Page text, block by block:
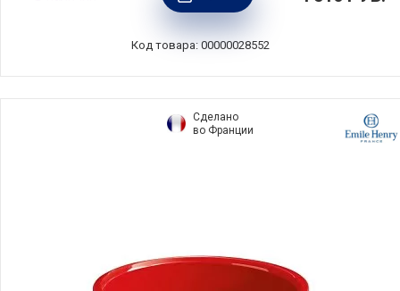
Kitchen Craft, Великобритания, KCMCHB69
Код товара: 00000028552
Сделано
во Франции